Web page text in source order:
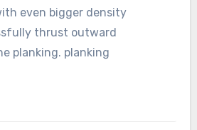
even bigger density
thrust outward
planking. planking